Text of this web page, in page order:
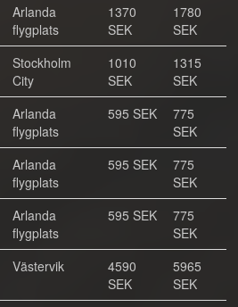
Arlanda
flygplats
1370
SEK
1780
SEK
Stockholm
City
1010
SEK
1315
SEK
Arlanda
flygplats
595 SEK
775
SEK
Arlanda
flygplats
595 SEK
775
SEK
Arlanda
flygplats
595 SEK
775
SEK
Västervik
4590
SEK
5965
SEK